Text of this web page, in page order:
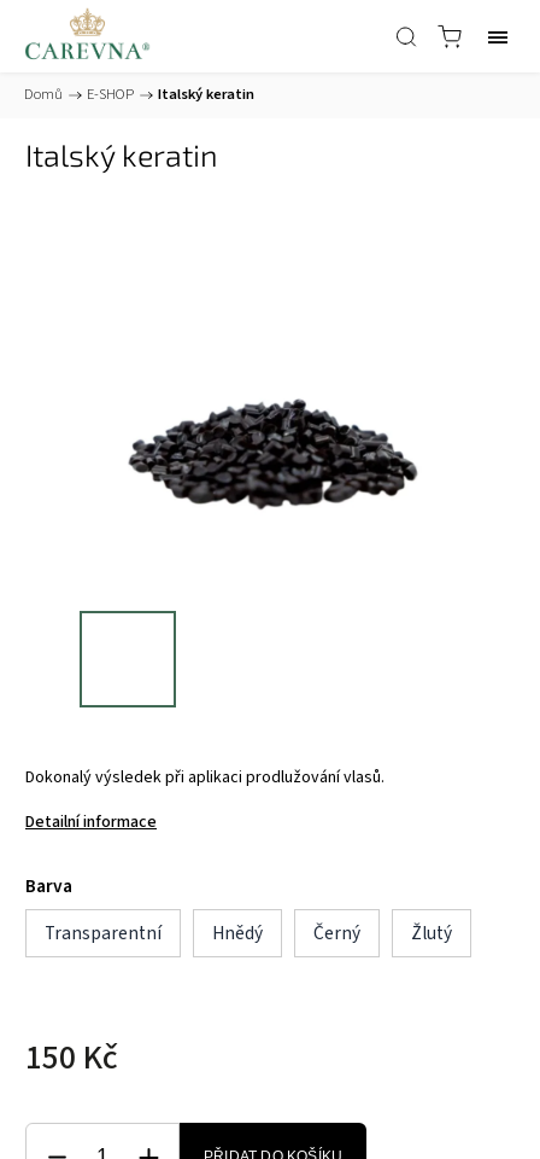
Domů / E-SHOP / Italský keratin
Italský keratin
Dokonalý výsledek při aplikaci prodlužování vlasů.
Detailní informace
Barva
Transparentní
Hnědý Černý Žlutý
150 Kč